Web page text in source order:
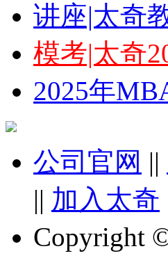
讲座|太奇
模考|太奇
2025年
公司官网 ||
|| 加入太奇
Copyright